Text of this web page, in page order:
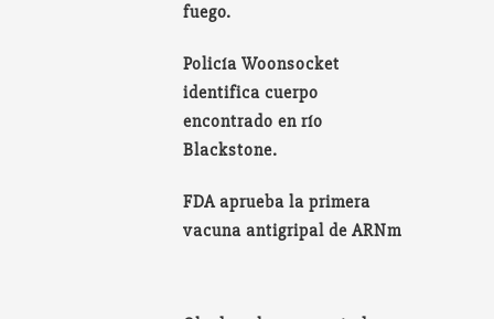
fuego.
Policía Woonsocket
identifica cuerpo
encontrado en río
Blackstone.
FDA aprueba la primera
vacuna antigripal de ARNm